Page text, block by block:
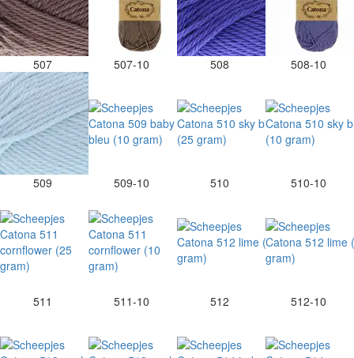
507 507-10 508 508-10
509 509-10 510 510-10
511 511-10 512 512-10